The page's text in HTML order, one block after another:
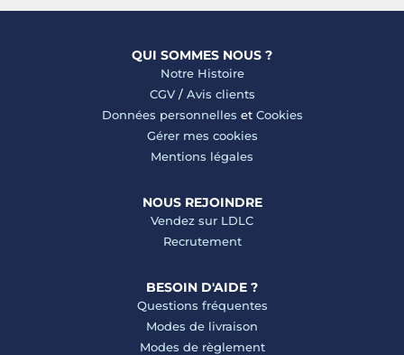
QUI SOMMES NOUS ?
Notre Histoire
CGV/ Avis clients
Données personnelles et Cookies
Gérer mes cookies
Mentions légales
NOUS REJOINDRE
Vendez sur LDLC
Recrutement
BESOIN D'AIDE ?
Questions fréquentes
Modes de livraison
Modes de règlement